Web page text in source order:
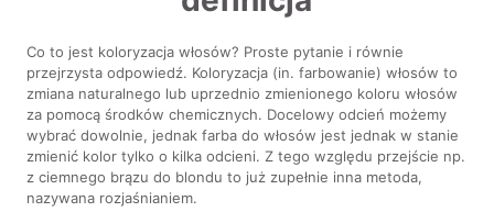
Co to jest koloryzacja włosów? Proste pytanie i równie
przejrzysta odpowiedź. Koloryzacja (in. farbowanie) włosów to
zmiana naturalnego lub uprzednio zmienionego koloru włosów
za pomocą środków chemicznych. Docelowy odcień możemy
wybrać dowolnie, jednak farba do włosów jest jednak w stanie
zmienić kolor tylko o kilka odcieni. Z tego względu przejście np.
z ciemnego brązu do blondu to już zupełnie inna metoda,
nazywana rozjaśnianiem.